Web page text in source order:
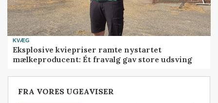
KVÆG
Eksplosive kviepriser ramte nystartet
mælkeproducent: Ét fravalg gav store udsving
FRA VORES UGEAVISER